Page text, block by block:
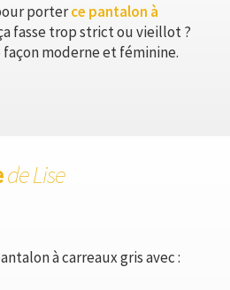
porterce pantalon à
fasse trop strict ou vieillot ?
moderne et féminine.
de Lise
à carreaux gris avec :